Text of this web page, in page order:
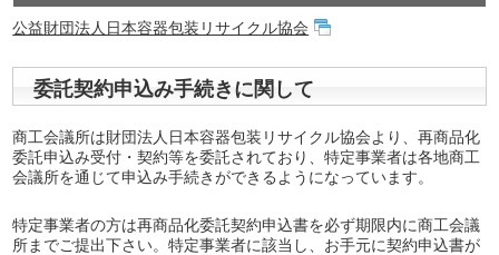
公益財団法人日本容器包装リサイクル協会
委託契約申込み手続きに関して
商工会議所は財団法人日本容器包装リサイクル協会より、再商品化
委託申込み受付・契約等を委託されており、特定事業者は各地商工
会議所を通じて申込み手続きができるようになっています。
特定事業者の方は再商品化委託契約申込書を必ず期限内に商工会議
所までご提出下さい。特定事業者に該当し、お手元に契約申込書が